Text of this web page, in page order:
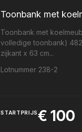
Toonbank met
Toonbank met
volledige toonbank)
zijkant x 63 cm...
Lotnummer 238-2
STARTPRIJS€ 100